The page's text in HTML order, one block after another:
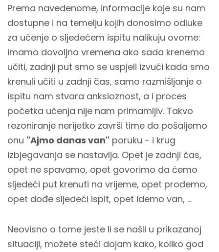
Prema navedenome, informacije koje su nam
dostupne i na temelju kojih donosimo odluke
za učenje o sljedećem ispitu nalikuju ovome:
imamo dovoljno vremena ako sada krenemo
učiti, zadnji put smo se uspjeli izvući kada smo
krenuli učiti u zadnji čas, samo razmišljanje o
ispitu nam stvara anksioznost, a i proces
početka učenja nije nam primamljiv. Takvo
rezoniranje nerijetko završi time da pošaljemo
onu "Ajmo danas van" poruku - i krug
izbjegavanja se nastavlja. Opet je zadnji čas,
opet ne spavamo, opet govorimo da ćemo
sljedeći put krenuti na vrijeme, opet prođemo,
opet dođe sljedeći ispit, opet idemo van, …
Neovisno o tome jeste li se našli u prikazanoj
situaciji, možete steći dojam kako, koliko god